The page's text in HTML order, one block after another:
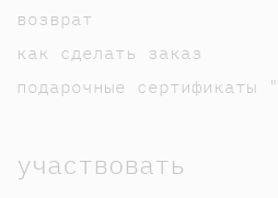
возврат
как сделать заказ
подарочные сертификаты
участвовать